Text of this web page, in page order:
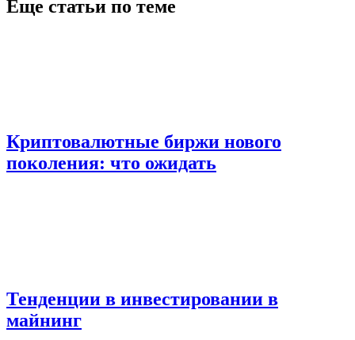
Еще статьи по теме
Криптовалютные биржи нового
поколения: что ожидать
Тенденции в инвестировании в
майнинг